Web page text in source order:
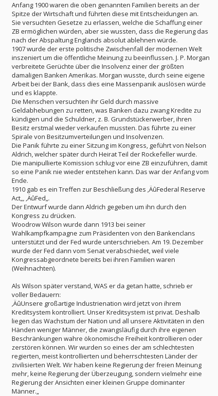
Anfang 1900 waren die oben genannten Familien bereits an der
Spitze der Wirtschaft und führten diese mit Entscheidungen an.
Sie versuchten Gesetze zu erlassen, welche die Schaffung einer
ZB ermöglichen würden, aber sie wussten, dass die Regierung das
nach der Abspaltung Englands absolut ablehnen würde.
1907 wurde der erste politische Zwischenfall der modernen Welt
inszeniert um die öffentliche Meinung zu beeinflussen. J. P. Morgan
verbreitete Gerüchte über die Insolvenz einer der größten
damaligen Banken Amerikas. Morgan wusste, durch seine eigene
Arbeit bei der Bank, dass dies eine Massenpanik auslösen würde
und es klappte.
Die Menschen versuchten ihr Geld durch massive
Geldabhebungen zu retten, was Banken dazu zwang Kredite zu
kündigen und die Schuldner, z. B. Grundstückerwerber, ihren
Besitz erstmal wieder verkaufen mussten. Das führte zu einer
Spirale von Besitzumverteilungen und Insolvenzen.
Die Panik führte zu einer Sitzung im Kongress, geführt von Nelson
Aldrich, welcher später durch Heirat Teil der Rockefeller wurde.
Die manipullierte Komission schlug vor eine ZB einzuführen, damit
so eine Panik nie wieder entstehen kann. Das war der Anfang vom
Ende.
1910 gab es ein Treffen zur Beschließung des ‚ÄûFederal Reserve
Act„, ‚ÄûFed„.
Der Entwurf wurde dann Aldrich gegeben um ihn durch den
Kongress zu drücken.
Woodrow Wilson wurde dann 1913 bei seiner
Wahlkampfkampagne zum Präsidenten von den Bankenclans
unterstützt und der Fed wurde unterschrieben. Am 19. Dezember
wurde der Fed dann vom Senat verabschiedet, weil viele
Kongressabgeordnete bereits bei ihren Familien waren
(Weihnachten).
Als Wilson später verstand, WAS er da getan hatte, schrieb er
voller Bedauern:
‚ÄûUnsere großartige Industrienation wird jetzt von ihrem
Kreditsystem kontrolliert. Unser Kreditsystem ist privat. Deshalb
liegen das Wachstum der Nation und all unsere Aktivitäten in den
Händen weniger Männer, die zwangsläufig durch ihre eigenen
Beschränkungen wahre ökonomische Freiheit kontrollieren oder
zerstören können. Wir wurden so eines der am schlechtesten
regierten, meist kontrollierten und beherrschtesten Länder der
zivilisierten Welt. Wir haben keine Regierung der freien Meinung
mehr, keine Regierung der Überzeugung, sondern vielmehr eine
Regierung der Ansichten einer kleinen Gruppe dominanter
Männer.„